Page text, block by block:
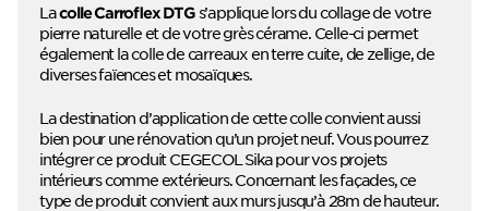
Lacolle Carroflex DTGs’applique lors du collage de votre
pierre naturelle et de votre grès cérame. Celle-ci permet
également la colle de carreaux en terre cuite, de zellige, de
diverses faïences et mosaïques.
La destination d’application de cette colle convient aussi
bien pour une rénovation qu’un projet neuf. Vous pourrez
intégrer ce produit CEGECOL Sika pour vos projets
intérieurs comme extérieurs. Concernant les façades, ce
type de produit convient aux murs jusqu’à 28m de hauteur.